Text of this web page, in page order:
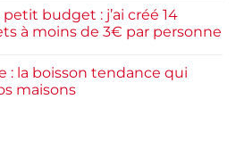
budget : j’ai créé 14
à moins de 3€ par personne
: la boisson tendance qui
maisons